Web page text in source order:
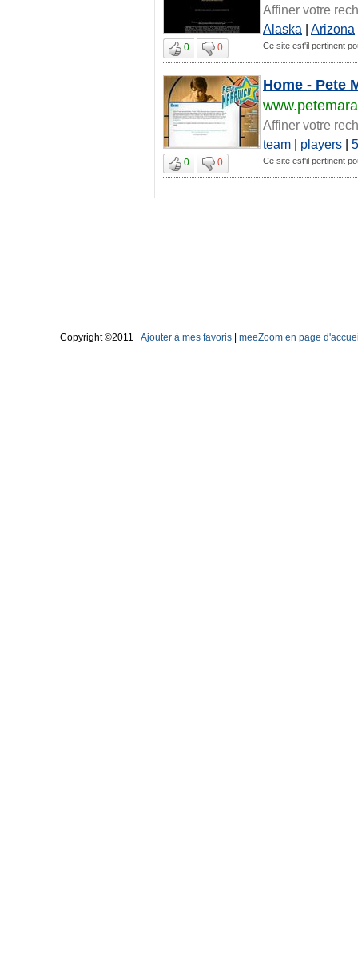
Affiner votre
Alaska | Arizona
0 0 Ce site est'il pertinent
Home - Pete
Affiner votre
team | players | 5
0 0 Ce site est'il pertinent
Copyright ©2011 Ajouter à mes favoris meeZoom en page